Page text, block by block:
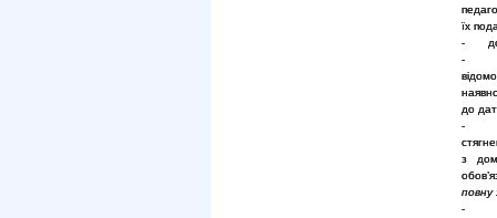
їх
-
до
-
з
повну
-